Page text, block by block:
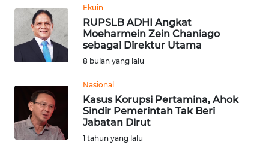
Ekuin
RUPSLB ADHI Angkat
Moeharmein Zein Chaniago
sebagai Direktur Utama
8 bulan yang lalu
Nasional
Kasus Korupsi Pertamina, Ahok
Sindir Pemerintah Tak Beri
Jabatan Dirut
1 tahun yang lalu
INDEKS
BERITA
KONTAK
KAMI
INFO
IKLAN
TENTANG